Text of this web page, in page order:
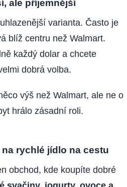
ale příjemnější
varianta. Často je
blíž centru než Walmart.
každý dolar a chcete
dobrá volba.
výš než Walmart, ale ne o
hrálo zásadní roli.
na rychlé jídlo na cestu
obchod, kde koupíte dobré